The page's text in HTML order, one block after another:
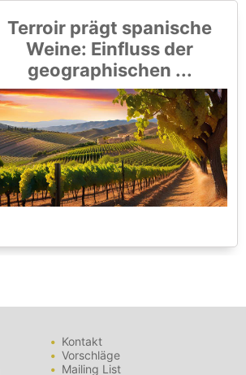
Terroir prägt spanische
Weine: Einfluss der
geographischen ...
Kontakt
Vorschläge
Mailing List